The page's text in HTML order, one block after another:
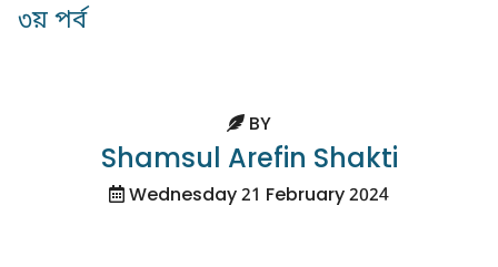
৩য় পর্ব
BY
Shamsul Arefin Shakti
Wednesday 21 February 2024